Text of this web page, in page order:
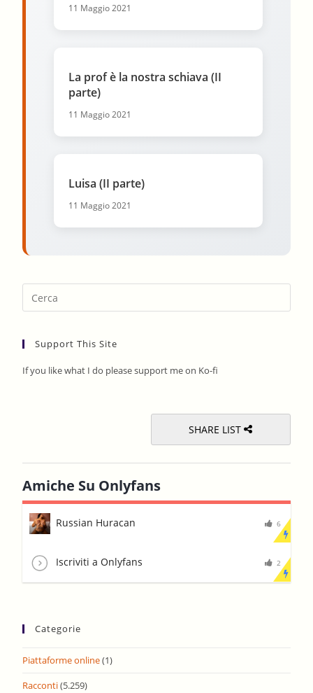
11 Maggio 2021
La prof è la nostra schiava (II
parte)
11 Maggio 2021
Luisa (II parte)
11 Maggio 2021
Support This Site
If you like what I do please support me on Ko-fi
SHARE LIST
Amiche Su Onlyfans
Russian Huracan 6
Iscriviti a Onlyfans 2
Categorie
Piattaforme online(1)
Racconti(5.259)